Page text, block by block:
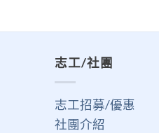
志工/社團
志工招募/優惠
社團介紹